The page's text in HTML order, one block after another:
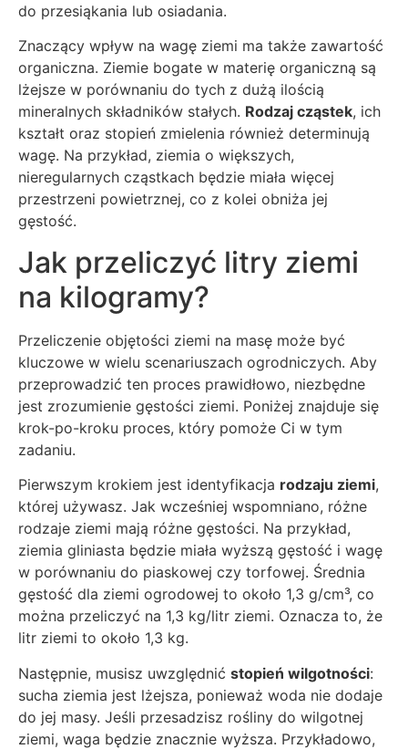
do przesiąkania lub osiadania.
Znaczący wpływ na wagę ziemi ma także zawartość
organiczna. Ziemie bogate w materię organiczną są
lżejsze w porównaniu do tych z dużą ilością
mineralnych składników stałych. Rodzaj cząstek, ich
kształt oraz stopień zmielenia również determinują
wagę. Na przykład, ziemia o większych,
nieregularnych cząstkach będzie miała więcej
przestrzeni powietrznej, co z kolei obniża jej
gęstość.
Jak przeliczyć litry ziemi
na kilogramy?
Przeliczenie objętości ziemi na masę może być
kluczowe w wielu scenariuszach ogrodniczych. Aby
przeprowadzić ten proces prawidłowo, niezbędne
jest zrozumienie gęstości ziemi. Poniżej znajduje się
krok-po-kroku proces, który pomoże Ci w tym
zadaniu.
Pierwszym krokiem jest identyfikacja rodzaju ziemi,
której używasz. Jak wcześniej wspomniano, różne
rodzaje ziemi mają różne gęstości. Na przykład,
ziemia gliniasta będzie miała wyższą gęstość i wagę
w porównaniu do piaskowej czy torfowej. Średnia
gęstość dla ziemi ogrodowej to około 1,3 g/cm³, co
można przeliczyć na 1,3 kg/litr ziemi. Oznacza to, że
litr ziemi to około 1,3 kg.
Następnie, musisz uwzględnić stopień wilgotności:
sucha ziemia jest lżejsza, ponieważ woda nie dodaje
do jej masy. Jeśli przesadzisz rośliny do wilgotnej
ziemi, waga będzie znacznie wyższa. Przykładowo,